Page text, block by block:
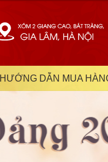
HƯỚNG DẪN MUA